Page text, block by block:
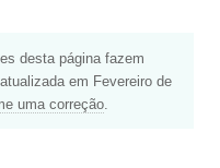
desta página fazem
, atualizada em Fevereiro de
uma correção